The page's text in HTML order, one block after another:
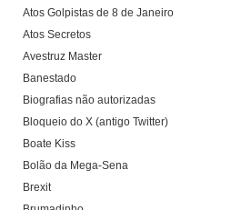
Atos Golpistas de 8 de Janeiro
Atos Secretos
Avestruz Master
Banestado
Biografias não autorizadas
Bloqueio do X (antigo Twitter)
Boate Kiss
Bolão da Mega-Sena
Brexit